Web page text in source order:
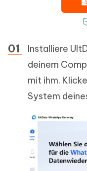
Installiere
deinem
mit ihm.
System